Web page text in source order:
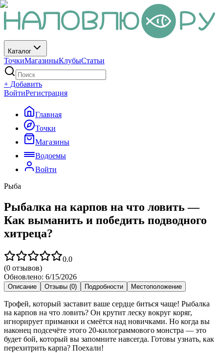
Каталог
ТочкиМагазиныКлубыСтатьи
+ Добавить
ВойтиРегистрация
Главная
Точки
Магазины
Водоемы
Войти
Рыба
Рыбалка на карпов на что ловить —
Как выманить и победить подводного
хитреца?
0.0
(0 отзывов)
Обновлено: 6/15/2026
Описание Отзывы (0) Подробности Местоположение
Трофей, который заставит ваше сердце биться чаще! Рыбалка
на карпов на что ловить? Он крутит леску вокруг коряг,
игнорирует приманки и смеётся над новичками. Но когда вы
наконец подсечёте этого 20-килограммового монстра — это
будет бой, который вы запомните навсегда. Готовы узнать, как
перехитрить карпа? Поехали!